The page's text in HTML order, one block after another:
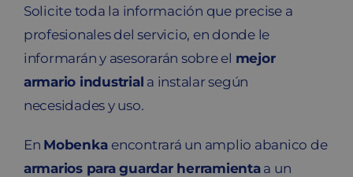
Solicite toda la información que precise a
profesionales del servicio, en donde le
informarán y asesorarán sobre el mejor
armario industrial a instalar según
necesidades y uso.
En Mobenkaencontrará un amplio abanico de
armarios para guardar herramientaa un